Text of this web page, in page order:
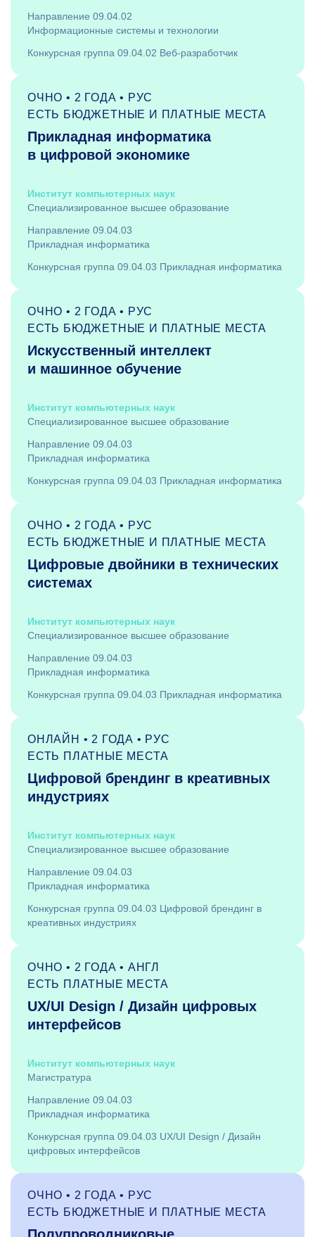
Направление 09.04.02
Информационные системы и технологии
Конкурсная группа 09.04.02 Веб-разработчик
ОЧНО • 2 ГОДА • РУС
ЕСТЬ БЮДЖЕТНЫЕ И ПЛАТНЫЕ МЕСТА
Прикладная информатика
в цифровой экономике
Институт компьютерных наук
Специализированное высшее образование
Направление 09.04.03
Прикладная информатика
Конкурсная группа 09.04.03 Прикладная информатика
ОЧНО • 2 ГОДА • РУС
ЕСТЬ БЮДЖЕТНЫЕ И ПЛАТНЫЕ МЕСТА
Искусственный интеллект
и машинное обучение
Институт компьютерных наук
Специализированное высшее образование
Направление 09.04.03
Прикладная информатика
Конкурсная группа 09.04.03 Прикладная информатика
ОЧНО • 2 ГОДА • РУС
ЕСТЬ БЮДЖЕТНЫЕ И ПЛАТНЫЕ МЕСТА
Цифровые двойники в технических
системах
Институт компьютерных наук
Специализированное высшее образование
Направление 09.04.03
Прикладная информатика
Конкурсная группа 09.04.03 Прикладная информатика
ОНЛАЙН • 2 ГОДА • РУС
ЕСТЬ ПЛАТНЫЕ МЕСТА
Цифровой брендинг в креативных
индустриях
Институт компьютерных наук
Специализированное высшее образование
Направление 09.04.03
Прикладная информатика
Конкурсная группа 09.04.03 Цифровой брендинг в
креативных индустриях
ОЧНО • 2 ГОДА • АНГЛ
ЕСТЬ ПЛАТНЫЕ МЕСТА
UX/UI Design / Дизайн цифровых
интерфейсов
Институт компьютерных наук
Магистратура
Направление 09.04.03
Прикладная информатика
Конкурсная группа 09.04.03 UX/UI Design / Дизайн
цифровых интерфейсов
ОЧНО • 2 ГОДА • РУС
ЕСТЬ БЮДЖЕТНЫЕ И ПЛАТНЫЕ МЕСТА